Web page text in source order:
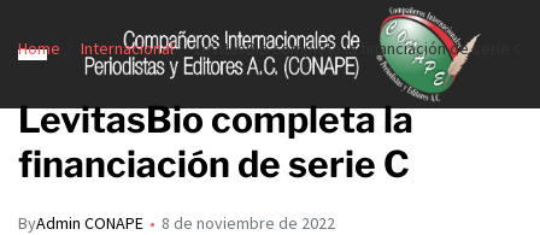
Home Internacional LevitasBio completa la financiación de serie C
LevitasBio completa la
financiación de serie C
ByAdmin CONAPE 8 de noviembre de 2022